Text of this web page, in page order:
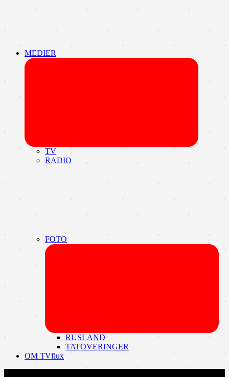
MEDIER
Udvid
TV
RADIO
FOTO
RUSLAND
TATOVERINGER
OM TVflux